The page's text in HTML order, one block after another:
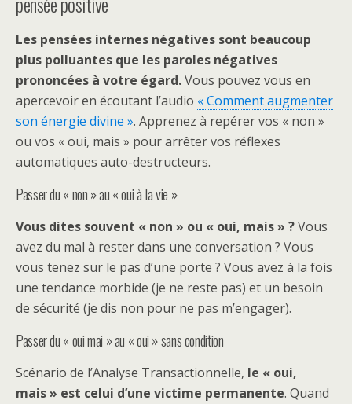
Les pensées internes négatives sont beaucoup
plus polluantes que les paroles négatives
prononcées à votre égard.Vous pouvez vous en
apercevoir en écoutant l’audio « Comment augmenter
son énergie divine ». Apprenez à repérer vos « non »
ou vos « oui, mais » pour arrêter vos réflexes
automatiques auto-destructeurs.
Passer du « non » au « oui à la vie »
Vous dites souvent « non » ou « oui, mais » ?Vous
avez du mal à rester dans une conversation ? Vous
vous tenez sur le pas d’une porte ? Vous avez à la fois
une tendance morbide (je ne reste pas) et un besoin
de sécurité (je dis non pour ne pas m’engager).
Passer du « oui mai » au « oui » sans condition
Scénario de l’Analyse Transactionnelle, le « oui,
mais » est celui d’une victime permanente. Quand